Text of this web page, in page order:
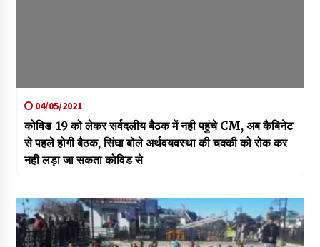
04/05/2021
कोविड-19 को लेकर सर्वदलीय बैठक में नही पहुंचे CM, अब कैबिनेट
से पहले होगी बैठक, सिंघा बोले अर्थवयवस्था की चक्की को रोक कर
नही लड़ा जा सकता कोविड से